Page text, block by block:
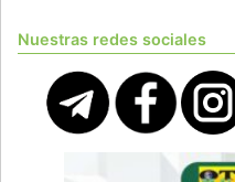
Nuestras redes sociales